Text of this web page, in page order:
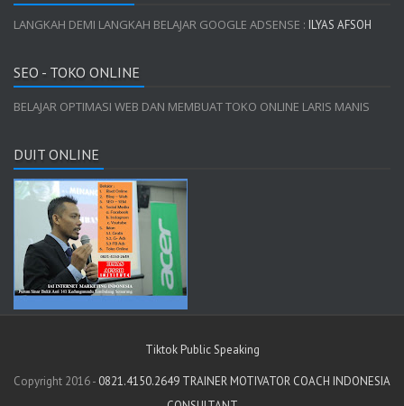
LANGKAH DEMI LANGKAH BELAJAR GOOGLE ADSENSE : ILYAS AFSOH
SEO - TOKO ONLINE
BELAJAR OPTIMASI WEB DAN MEMBUAT TOKO ONLINE LARIS MANIS
DUIT ONLINE
Tiktok Public Speaking
Copyright 2016 - 0821.4150.2649 TRAINER MOTIVATOR COACH INDONESIA